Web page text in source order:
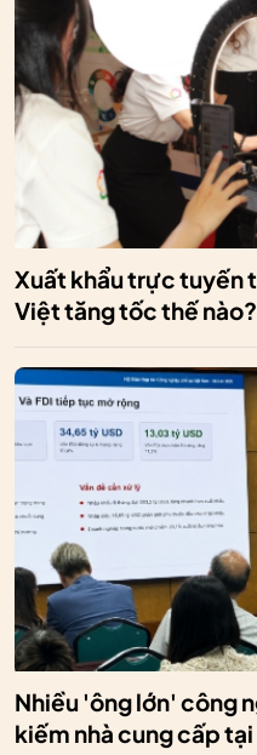
Xuất khẩu trực tuyến
Việt tăng tốc thế nào?
Nhiều 'ông lớn' công
kiếm nhà cung cấp